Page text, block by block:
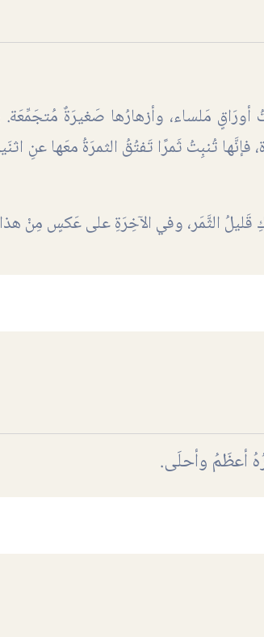
مَلساء، وأزهارُها صَغيرَةٌ
تُنبِتُ ثَمرًا تَفتُقُ الثمرَةُ معَها عنِ
الثَّمَر، وفي الآخِرَةِ على عَكسٍ مِنْ
أعظَمُ وأحلَى.